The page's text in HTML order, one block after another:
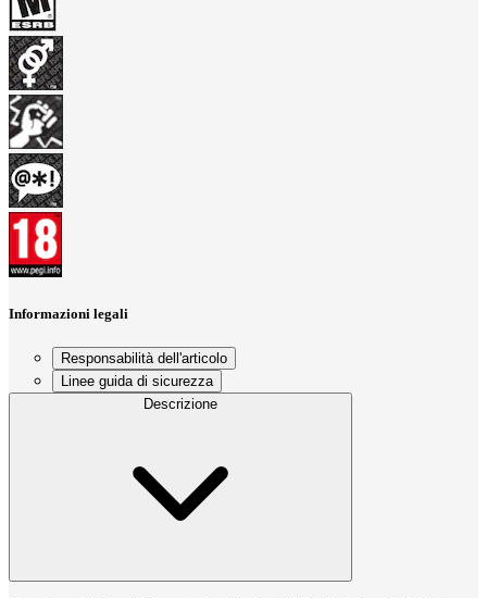
Informazioni legali
Responsabilità dell'articolo
Linee guida di sicurezza
Descrizione